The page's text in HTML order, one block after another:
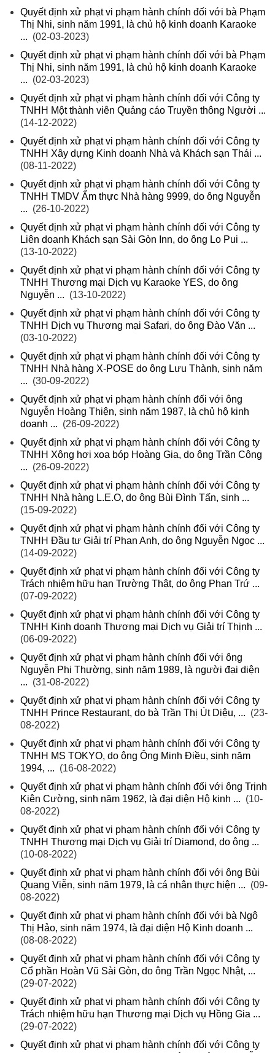
Quyết định xử phạt vi phạm hành chính đối với bà Phạm
Thị Nhi, sinh năm 1991, là chủ hộ kinh doanh Karaoke
... (02-03-2023)
Quyết định xử phạt vi phạm hành chính đối với bà Phạm
Thị Nhi, sinh năm 1991, là chủ hộ kinh doanh Karaoke
... (02-03-2023)
Quyết định xử phạt vi phạm hành chính đối với Công ty
TNHH Một thành viên Quảng cáo Truyền thông Người ...
(14-12-2022)
Quyết định xử phạt vi phạm hành chính đối với Công ty
TNHH Xây dựng Kinh doanh Nhà và Khách sạn Thái ...
(08-11-2022)
Quyết định xử phạt vi phạm hành chính đối với Công ty
TNHH TMDV Ẩm thực Nhà hàng 9999, do ông Nguyễn
... (26-10-2022)
Quyết định xử phạt vi phạm hành chính đối với Công ty
Liên doanh Khách sạn Sài Gòn Inn, do ông Lo Pui ...
(13-10-2022)
Quyết định xử phạt vi phạm hành chính đối với Công ty
TNHH Thương mại Dịch vụ Karaoke YES, do ông
Nguyễn ... (13-10-2022)
Quyết định xử phạt vi phạm hành chính đối với Công ty
TNHH Dịch vụ Thương mại Safari, do ông Đào Văn ...
(03-10-2022)
Quyết định xử phạt vi phạm hành chính đối với Công ty
TNHH Nhà hàng X-POSE do ông Lưu Thành, sinh năm
... (30-09-2022)
Quyết định xử phạt vi phạm hành chính đối với ông
Nguyễn Hoàng Thiện, sinh năm 1987, là chủ hộ kinh
doanh ... (26-09-2022)
Quyết định xử phạt vi phạm hành chính đối với Công ty
TNHH Xông hơi xoa bóp Hoàng Gia, do ông Trần Công
... (26-09-2022)
Quyết định xử phạt vi phạm hành chính đối với Công ty
TNHH Nhà hàng L.E.O, do ông Bùi Đình Tấn, sinh ...
(15-09-2022)
Quyết định xử phạt vi phạm hành chính đối với Công ty
TNHH Đầu tư Giải trí Phan Anh, do ông Nguyễn Ngọc ...
(14-09-2022)
Quyết định xử phạt vi phạm hành chính đối với Công ty
Trách nhiệm hữu hạn Trường Thật, do ông Phan Trứ ...
(07-09-2022)
Quyết định xử phạt vi phạm hành chính đối với Công ty
TNHH Kinh doanh Thương mại Dịch vụ Giải trí Thịnh ...
(06-09-2022)
Quyết định xử phạt vi phạm hành chính đối với ông
Nguyễn Phi Thường, sinh năm 1989, là người đại diện
... (31-08-2022)
Quyết định xử phạt vi phạm hành chính đối với Công ty
TNHH Prince Restaurant, do bà Trần Thị Út Diệu, ... (23-
08-2022)
Quyết định xử phạt vi phạm hành chính đối với Công ty
TNHH MS TOKYO, do ông Ông Minh Điều, sinh năm
1994, ... (16-08-2022)
Quyết định xử phạt vi phạm hành chính đối với ông Trịnh
Kiên Cường, sinh năm 1962, là đại diện Hộ kinh ... (10-
08-2022)
Quyết định xử phạt vi phạm hành chính đối với Công ty
TNHH Thương mại Dịch vụ Giải trí Diamond, do ông ...
(10-08-2022)
Quyết định xử phạt vi phạm hành chính đối với ông Bùi
Quang Viễn, sinh năm 1979, là cá nhân thực hiện ... (09-
08-2022)
Quyết định xử phạt vi phạm hành chính đối với bà Ngô
Thị Hảo, sinh năm 1974, là đại diện Hộ Kinh doanh ...
(08-08-2022)
Quyết định xử phạt vi phạm hành chính đối với Công ty
Cổ phần Hoàn Vũ Sài Gòn, do ông Trần Ngọc Nhật, ...
(29-07-2022)
Quyết định xử phạt vi phạm hành chính đối với Công ty
Trách nhiệm hữu hạn Thương mại Dịch vụ Hồng Gia ...
(29-07-2022)
Quyết định xử phạt vi phạm hành chính đối với Công ty